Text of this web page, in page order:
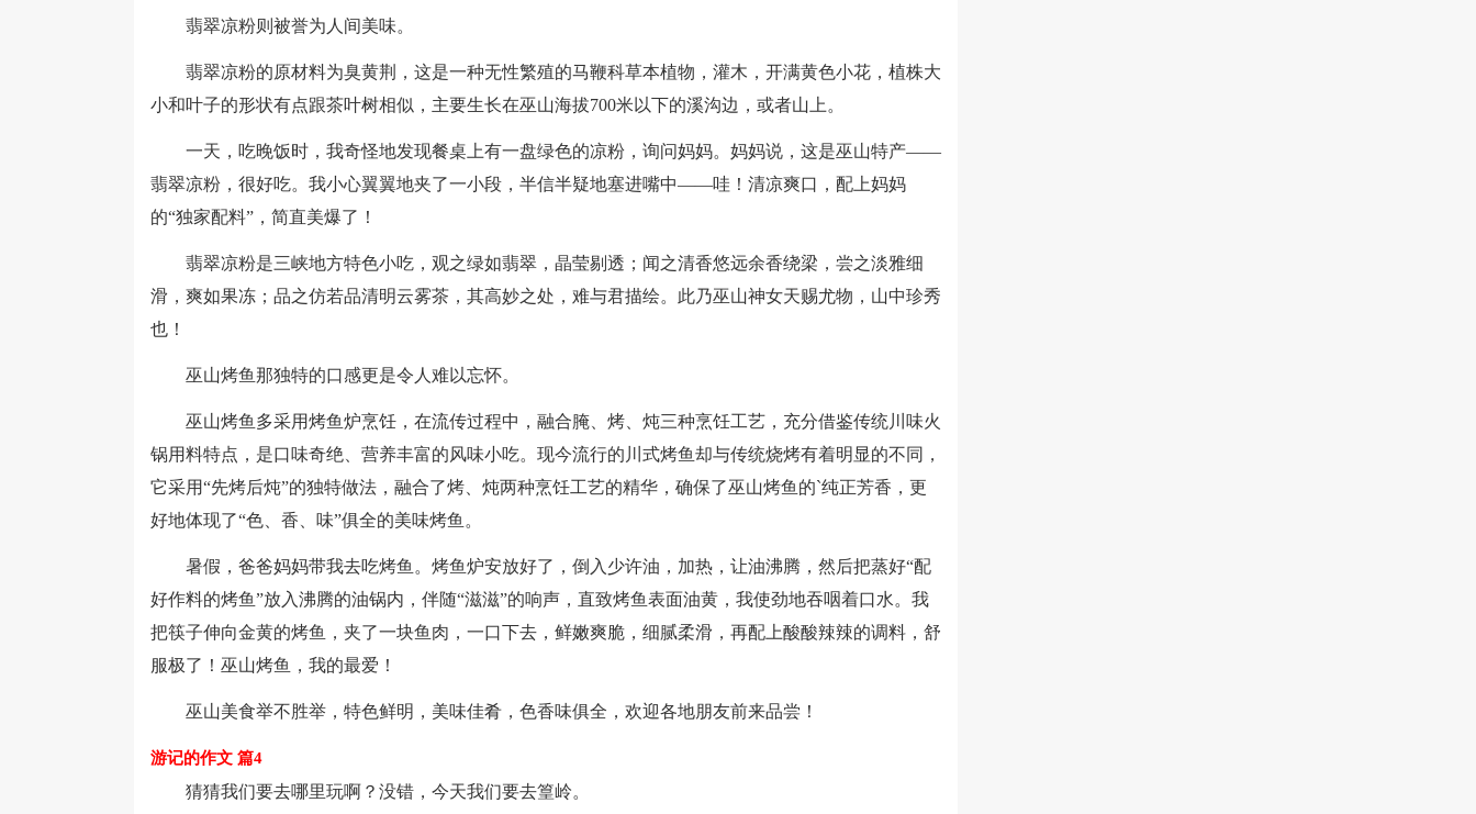
翡翠凉粉则被誉为人间美味。
翡翠凉粉的原材料为臭黄荆，这是一种无性繁殖的马鞭科草本植物，灌木，开满黄色小花，植株大
小和叶子的形状有点跟茶叶树相似，主要生长在巫山海拔700米以下的溪沟边，或者山上。
一天，吃晚饭时，我奇怪地发现餐桌上有一盘绿色的凉粉，询问妈妈。妈妈说，这是巫山特产——
翡翠凉粉，很好吃。我小心翼翼地夹了一小段，半信半疑地塞进嘴中——哇！清凉爽口，配上妈妈
的“独家配料”，简直美爆了！
翡翠凉粉是三峡地方特色小吃，观之绿如翡翠，晶莹剔透；闻之清香悠远余香绕梁，尝之淡雅细
滑，爽如果冻；品之仿若品清明云雾茶，其高妙之处，难与君描绘。此乃巫山神女天赐尤物，山中珍秀
也！
巫山烤鱼那独特的口感更是令人难以忘怀。
巫山烤鱼多采用烤鱼炉烹饪，在流传过程中，融合腌、烤、炖三种烹饪工艺，充分借鉴传统川味火
锅用料特点，是口味奇绝、营养丰富的风味小吃。现今流行的川式烤鱼却与传统烧烤有着明显的不同，
它采用“先烤后炖”的独特做法，融合了烤、炖两种烹饪工艺的精华，确保了巫山烤鱼的`纯正芳香，更
好地体现了“色、香、味”俱全的美味烤鱼。
暑假，爸爸妈妈带我去吃烤鱼。烤鱼炉安放好了，倒入少许油，加热，让油沸腾，然后把蒸好“配
好作料的烤鱼”放入沸腾的油锅内，伴随“滋滋”的响声，直致烤鱼表面油黄，我使劲地吞咽着口水。我
把筷子伸向金黄的烤鱼，夹了一块鱼肉，一口下去，鲜嫩爽脆，细腻柔滑，再配上酸酸辣辣的调料，舒
服极了！巫山烤鱼，我的最爱！
巫山美食举不胜举，特色鲜明，美味佳肴，色香味俱全，欢迎各地朋友前来品尝！
游记的作文 篇4
猜猜我们要去哪里玩啊？没错，今天我们要去篁岭。